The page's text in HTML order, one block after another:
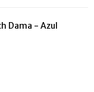
Dama - Azul